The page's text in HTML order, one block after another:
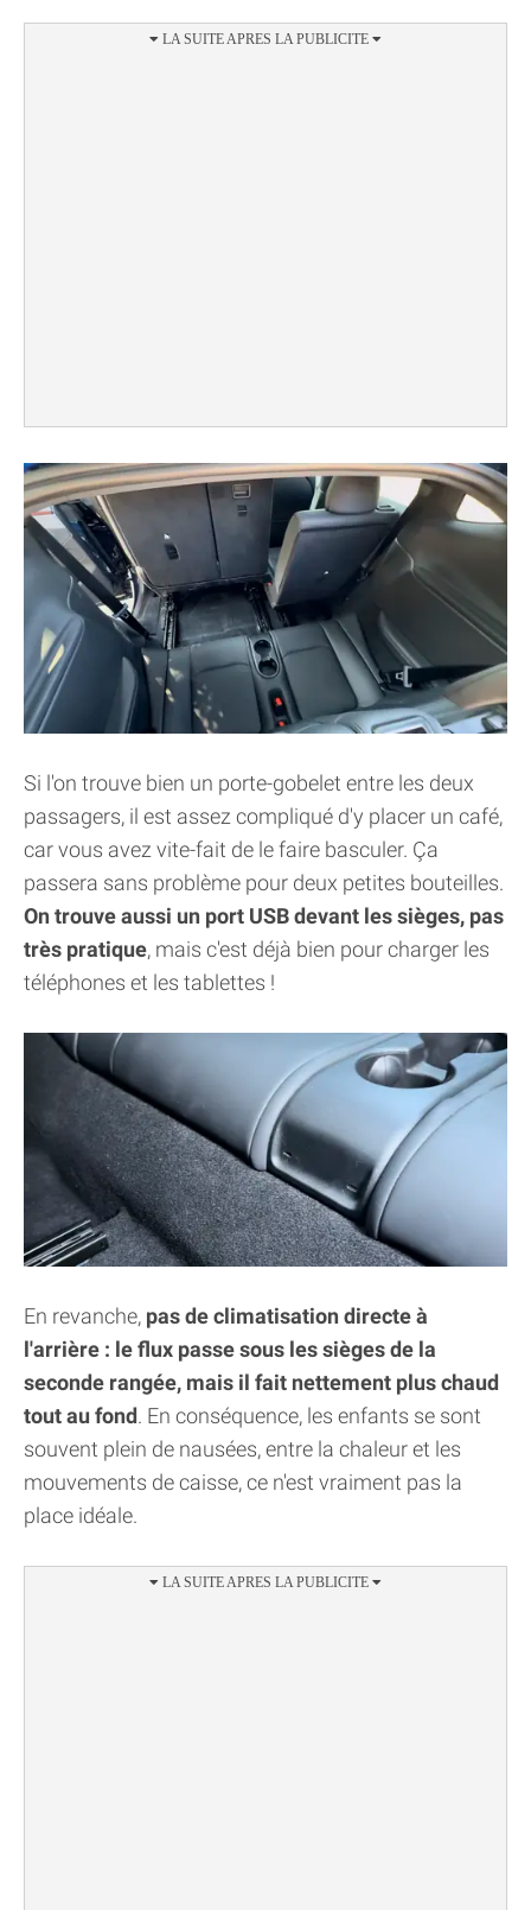
Si l'on trouve bien un porte-gobelet entre les deux
passagers, il est assez compliqué d'y placer un café,
car vous avez vite-fait de le faire basculer. Ça
passera sans problème pour deux petites bouteilles.
On trouve aussi un port USB devant les sièges, pas
très pratique, mais c'est déjà bien pour charger les
téléphones et les tablettes !
En revanche, pas de climatisation directe à
l'arrière : le flux passe sous les sièges de la
seconde rangée, mais il fait nettement plus chaud
tout au fond. En conséquence, les enfants se sont
souvent plein de nausées, entre la chaleur et les
mouvements de caisse, ce n'est vraiment pas la
place idéale.